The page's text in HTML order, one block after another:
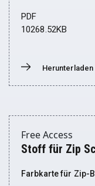
PDF
10268.52KB
Herunterladen
Free Access
Stoff für Zip
Farbkarte für Zip-